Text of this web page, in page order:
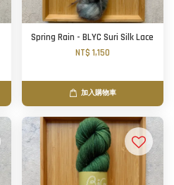
Spring Rain - BLYC Suri Silk Lace
NT$ 1,150
加入購物車